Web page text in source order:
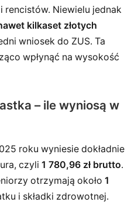
Niewielu jednak
kilkaset złotych
wniosek do ZUS. Ta
wpłynąć na wysokość
– ile wyniosą w
roku wyniesie dokładnie
czyli 1 780,96 zł brutto.
otrzymają około 1
i składki zdrowotnej.